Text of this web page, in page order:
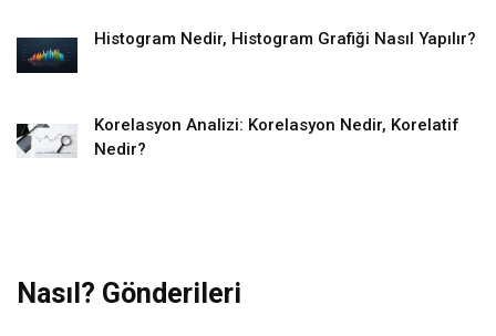
Histogram Nedir, Histogram Grafiği Nasıl Yapılır?
Korelasyon Analizi: Korelasyon Nedir, Korelatif
Nedir?
Nasıl? Gönderileri